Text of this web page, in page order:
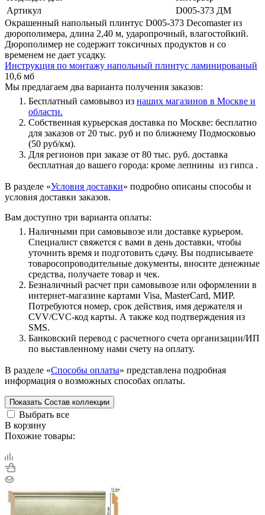
Артикул
D005-373 ДМ
Окрашенный напольный плинтус D005-373 Decomaster из
дюрополимера, длина 2,40 м, ударопрочный, влагостойкий.
Дюрополимер не содержит токсичных продуктов и со
временем не дает усадку.
Инструкция по монтажу напольный плинтус ламинированый
10,6 мб
Мы предлагаем два варианта получения заказов:
Бесплатный самовывоз из наших магазинов в Москве и
области.
Собственная курьерская доставка по Москве: бесплатно
для заказов от 20 тыс. руб и по ближнему Подмосковью
(50 руб/км).
Для регионов при заказе от 80 тыс. руб. доставка
бесплатная до вашего города: кроме лепнины из гипса .
В разделе «Условия доставки» подробно описаны способы и
условия доставки заказов.
Вам доступно три варианта оплаты:
Наличными при самовывозе или доставке курьером.
Специалист свяжется с вами в день доставки, чтобы
уточнить время и подготовить сдачу. Вы подписываете
товаросопроводительные документы, вносите денежные
средства, получаете товар и чек.
Безналичный расчет при самовывозе или оформлении в
интернет-магазине картами Visa, MasterCard, МИР.
Потребуются номер, срок действия, имя держателя и
CVV/CVC-код карты. А также код подтверждения из
SMS.
Банковский перевод с расчетного счета организации/ИП
по выставленному нами счету на оплату.
В разделе «Способы оплаты» представлена подробная
информация о возможных способах оплаты.
Показать Состав коллекции
Выбрать все
В корзину
Похожие товары: